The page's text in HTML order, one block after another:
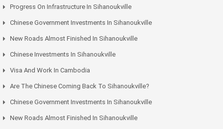
Progress On Infrastructure In Sihanoukville
Chinese Government Investments In Sihanoukville
New Roads Almost Finished In Sihanoukville
Chinese Investments In Sihanoukville
Visa And Work In Cambodia
Are The Chinese Coming Back To Sihanoukville?
Chinese Government Investments In Sihanoukville
New Roads Almost Finished In Sihanoukville